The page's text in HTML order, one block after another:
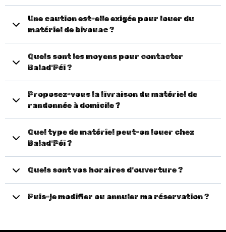
Une caution est-elle exigée pour louer du
matériel de bivouac ?
Quels sont les moyens pour contacter
Balad'Péi ?
Proposez-vous la livraison du matériel de
randonnée à domicile ?
Quel type de matériel peut-on louer chez
Balad'Péi ?
Quels sont vos horaires d'ouverture ?
Puis-je modifier ou annuler ma réservation ?